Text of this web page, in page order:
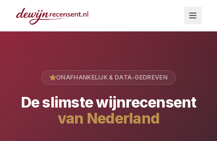
ONAFHANKELIJK & DATA-GEDREVEN
De slimste wijnrecensent
van Nederland